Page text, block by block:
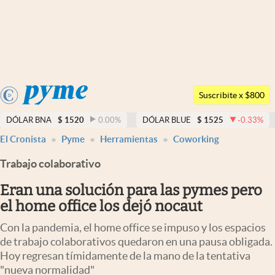
Argentina
Uruguay
Members
Economía y Política
Finanzas y Mercados
Mercados Online
Negocios
Columnistas
Otras secciones
Apertura
Suscribite x $800
DÓLAR BNA $ 1520 0.00% DÓLAR BLUE $ 1525 -0.33%
El Cronista Pyme Herramientas Coworking
Trabajo colaborativo
Eran una solución para las pymes pero
el home office los dejó nocaut
Con la pandemia, el home office se impuso y los espacios
de trabajo colaborativos quedaron en una pausa obligada.
Hoy regresan tímidamente de la mano de la tentativa
"nueva normalidad"